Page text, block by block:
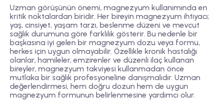
Uzman görüşünün önemi, magnezyum kullanımında en
kritik noktalardan biridir. Her bireyin magnezyum ihtiyacı;
yaş, cinsiyet, yaşam tarzı, beslenme düzeni ve mevcut
sağlık durumuna göre farklılık gösterir. Bu nedenle bir
başkasına iyi gelen bir magnezyum dozu veya formu,
herkes için uygun olmayabilir. Özellikle kronik hastalığı
olanlar, hamileler, emzirenler ve düzenli ilaç kullanan
bireyler, magnezyum takviyesi kullanmadan önce
mutlaka bir sağlık profesyoneline danışmalıdır. Uzman
değerlendirmesi, hem doğru dozun hem de uygun
magnezyum formunun belirlenmesine yardımcı olur.